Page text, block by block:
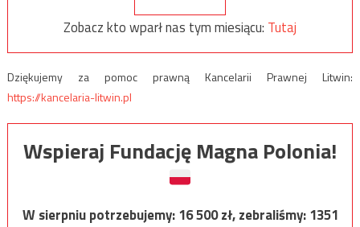
Zobacz kto wparł nas tym miesiącu: Tutaj
Dziękujemy za pomoc prawną Kancelarii Prawnej Litwin:
https://kancelaria-litwin.pl
Wspieraj Fundację Magna Polonia!
W sierpniu potrzebujemy:16 500zł, zebraliśmy:1351